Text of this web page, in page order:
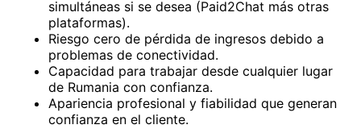
simultáneas si se desea (Paid2Chat más otras
plataformas).
Riesgo cero de pérdida de ingresos debido a
problemas de conectividad.
Capacidad para trabajar desde cualquier lugar
de Rumania con confianza.
Apariencia profesional y fiabilidad que generan
confianza en el cliente.